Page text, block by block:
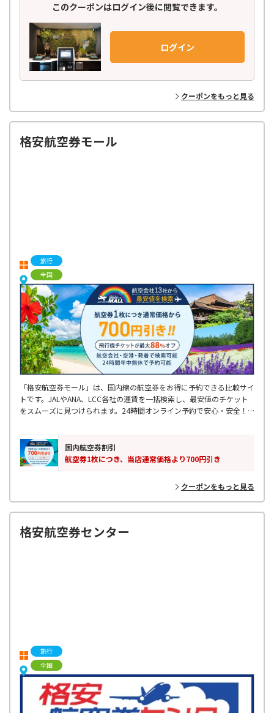
このクーポンはログイン後に閲覧できます。
ログイン
クーポンをもっと見る
格安航空券モール
旅行
全国
「格安航空券モール」は、国内線の航空券をお得に予約できる比較サイ
トです。JALやANA、LCC各社の運賃を一括検索し、最安値のチケット
をスムーズに見つけられます。24時間オンライン予約で安心・安全！
国内航空券割引
航空券1枚につき、当店通常価格より700円引き
クーポンをもっと見る
格安航空券センター
旅行
全国